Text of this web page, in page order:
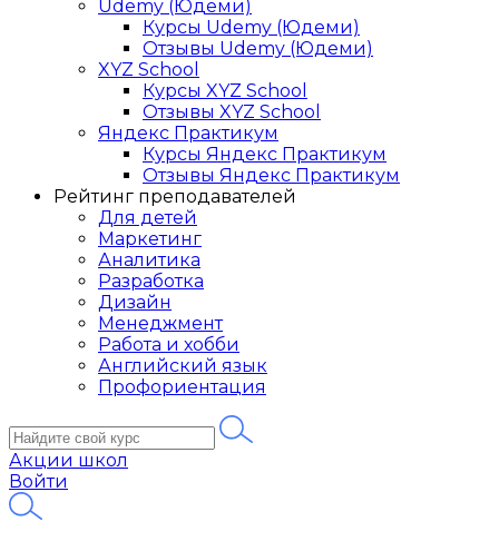
Udemy (Юдеми)
Курсы Udemy (Юдеми)
Отзывы Udemy (Юдеми)
XYZ School
Курсы XYZ School
Отзывы XYZ School
Яндекс Практикум
Курсы Яндекс Практикум
Отзывы Яндекс Практикум
Рейтинг преподавателей
Для детей
Маркетинг
Аналитика
Разработка
Дизайн
Менеджмент
Работа и хобби
Английский язык
Профориентация
Акции школ
Войти